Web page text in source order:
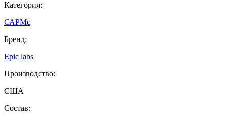
Категория:
САРМс
Бренд:
Epic labs
Производство:
США
Состав: